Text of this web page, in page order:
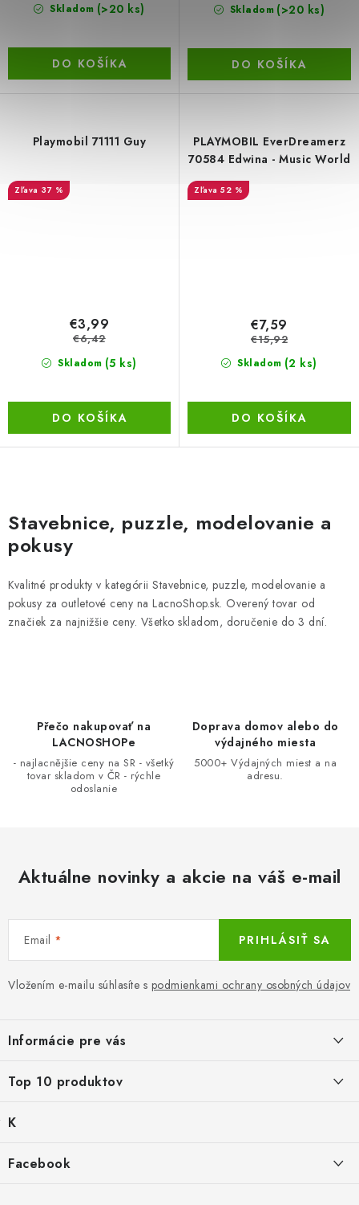
Skladom (>20 ks)
DO KOŠÍKA
Skladom (>20 ks)
DO KOŠÍKA
Playmobil 71111 Guy
37 %
Skladom (5 ks)
€3,99
€6,42
DO KOŠÍKA
PLAYMOBIL EverDreamerz
70584 Edwina - Music World
52 %
Skladom (2 ks)
€7,59
€15,92
DO KOŠÍKA
v
l
á
d
a
c
y
Stavebnice, puzzle, modelovanie a
pokusy
Kvalitné produkty v kategórii Stavebnice, puzzle, modelovanie a
pokusy za outletové ceny na LacnoShop.sk. Overený tovar od
značiek za najnižšie ceny. Všetko skladom, doručenie do 3 dní.
Přečo nakupovať na
LACNOSHOPe
- najlacnějšie ceny na SR - všetký
tovar skladom v ČR - rýchle
odoslanie
Doprava domov alebo do
výdajného miesta
5000+ Výdajných miest a na
adresu.
Aktuálne novinky a akcie na váš e-mail
Email
Vložením e-mailu súhlasíte s podmienkami ochrany osobných údajov
PRIHLÁSIŤ SA
p
ä
i
Informácie pre vás
Dopravné a Platby
Top 10 produktov
Detské gamaše biele
K
e
Facebook